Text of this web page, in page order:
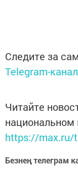
Следите за
Telegram-
Читайте
https://max.ru/
Безнең телеграм